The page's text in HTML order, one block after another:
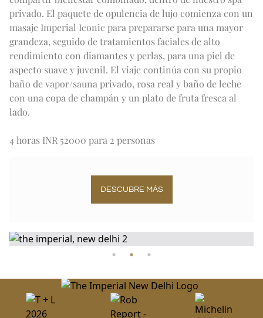
privado. El paquete de opulencia de lujo comienza con un
masaje Imperial Iconic para prepararse para una mayor
grandeza, seguido de tratamientos faciales de alto
rendimiento con diamantes y perlas, para una piel de
aspecto suave y juvenil. El viaje continúa con su propio
baño de vapor/sauna privado, rosa real y baño de leche
con una copa de champán y un plato de fruta fresca al
lado.
4 horas INR 52000 para 2 personas
DESCUBRE MÁS